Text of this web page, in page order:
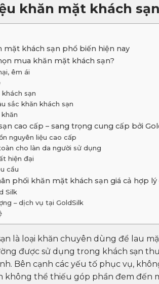
khăn mặt khách
mặt khách sạn phổ biến hiện nay
mua khăn mặt khách sạn?
êm ái
sạn
sắc khăn khách sạn
cao cấp – sang trọng cung cấp bởi
nguyên liệu cao cấp
cho làn da người sử dụng
hiện đại
cầu
phối khăn mặt khách sạn giá cả hợp
Silk
– dịch vụ tại GoldSilk
là loại khăn chuyên dùng để lau
được sử dụng trong khách sạn
Bên cạnh các yếu tố phục vụ,
không thể thiếu góp phần đem đến